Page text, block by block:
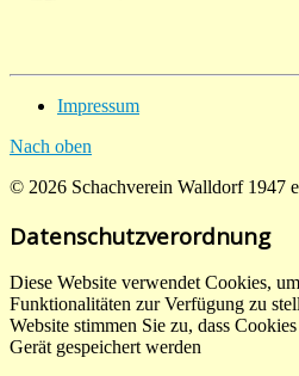
Impressum
Nach oben
© 2026 Schachverein Walldorf 1947
Datenschutzverordnung
Diese Website verwendet Cookies,
Funktionalitäten zur Verfügung zu
Website stimmen Sie zu, dass
Gerät gespeichert werden